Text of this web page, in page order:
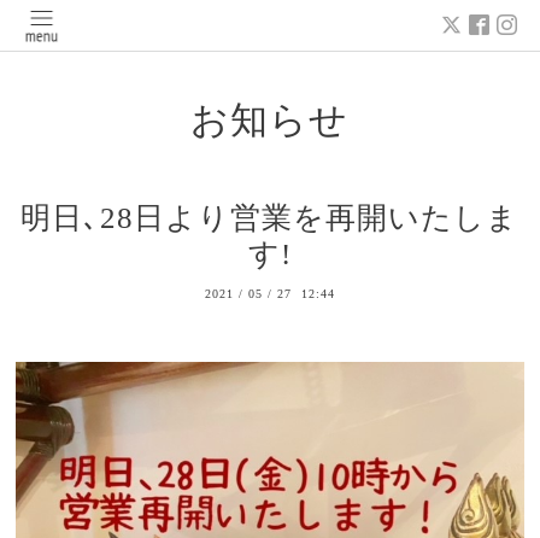
お知らせ
明日､28日より営業を再開いたしま
す!
2021 / 05 / 27 12:44